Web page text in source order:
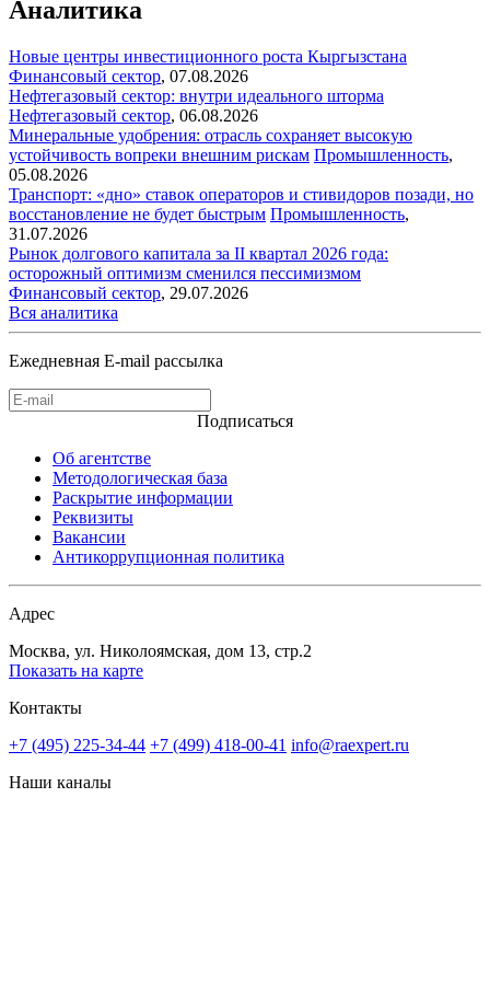
Аналитика
Новые центры инвестиционного роста Кыргызстана
Финансовый сектор, 07.08.2026
Нефтегазовый сектор: внутри идеального шторма
Нефтегазовый сектор, 06.08.2026
Минеральные удобрения: отрасль сохраняет высокую
устойчивость вопреки внешним рискам Промышленность,
05.08.2026
Транспорт: «дно» ставок операторов и стивидоров позади, но
восстановление не будет быстрым Промышленность,
31.07.2026
Рынок долгового капитала за II квартал 2026 года:
осторожный оптимизм сменился пессимизмом
Финансовый сектор, 29.07.2026
Вся аналитика
Ежедневная E-mail рассылка
Подписаться
Об агентстве
Методологическая база
Раскрытие информации
Реквизиты
Вакансии
Антикоррупционная политика
Адрес
Москва, ул. Николоямская, дом 13, стр.2
Показать на карте
Контакты
+7 (495) 225-34-44 +7 (499) 418-00-41 info@raexpert.ru
Наши каналы